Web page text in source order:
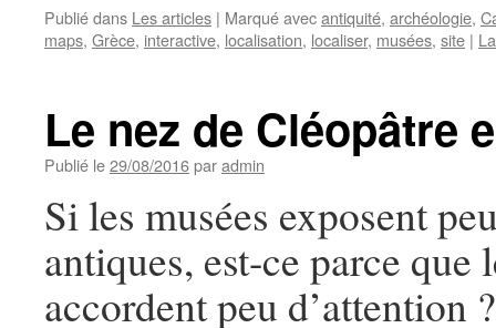
Publié dans Les articles | Marqué avecantiquité, archéologie,
maps, Grèce, interactive, localisation, localiser, musées, site |
Le nez de Cléopâtre
Publié le29/08/2016paradmin
Si les musées exposent
antiques, est-ce parce que
accordent peu d’attention